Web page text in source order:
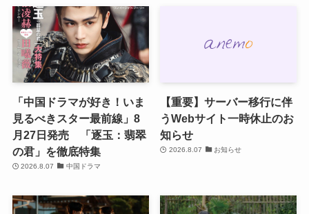
「中国ドラマが好き！いま
見るべきスター最前線」8
月27日発売 「逐玉：翡翠
の君」を徹底特集
2026.8.07 中国ドラマ
【重要】サーバー移行に伴
うWebサイト一時休止のお
知らせ
2026.8.07 お知らせ